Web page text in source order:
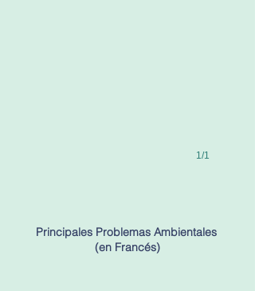
1/1
Principales Problemas Ambientales
(en Francés)